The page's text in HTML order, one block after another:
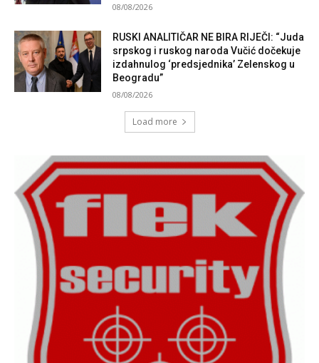
08/08/2026
RUSKI ANALITIČAR NE BIRA RIJEČI: “Juda
srpskog i ruskog naroda Vučić dočekuje
izdahnulog ‘predsjednika’ Zelenskog u
Beogradu”
08/08/2026
Load more